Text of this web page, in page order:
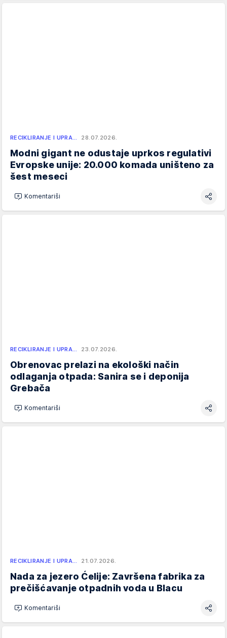
RECIKLIRANJE I UPRA… 28.07.2026.
Modni gigant ne odustaje uprkos regulativi
Evropske unije: 20.000 komada uništeno za
šest meseci
Komentariši
RECIKLIRANJE I UPRA… 23.07.2026.
Obrenovac prelazi na ekološki način
odlaganja otpada: Sanira se i deponija
Grebača
Komentariši
RECIKLIRANJE I UPRA… 21.07.2026.
Nada za jezero Ćelije: Završena fabrika za
prečišćavanje otpadnih voda u Blacu
Komentariši